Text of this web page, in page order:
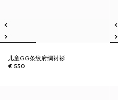
儿童GG条纹府绸衬衫
€ 550